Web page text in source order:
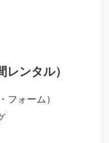
ンタル）
フォーム）